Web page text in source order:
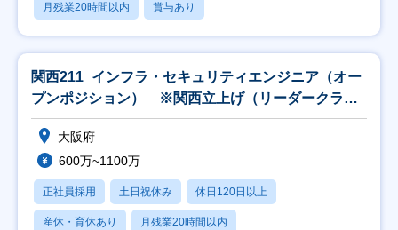
月残業20時間以内 賞与あり
関西211_インフラ・セキュリティエンジニア（オー
プンポジション） ※関西立上げ（リーダークラス
以上
大阪府
600万~1100万
正社員採用 土日祝休み 休日120日以上
産休・育休あり 月残業20時間以内